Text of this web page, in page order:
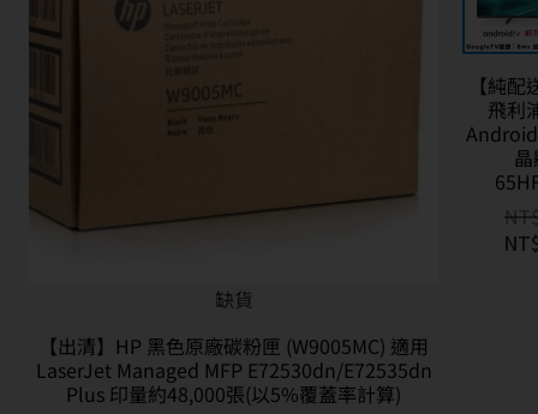
缺貨
【出清】HP 黑色原廠碳粉匣 (W9005MC) 適用
LaserJet Managed MFP E72530dn/E72535dn
Plus 印量約48,000張(以5%覆蓋率計算)
【純
飛利